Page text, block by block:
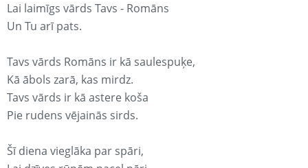
Lai laimīgs vārds Tavs - Romāns
Un Tu arī pats.
Tavs vārds Romāns ir kā saulespuķe,
Kā ābols zarā, kas mirdz.
Tavs vārds ir kā astere koša
Pie rudens vējainās sirds.
Šī diena vieglāka par spāri,